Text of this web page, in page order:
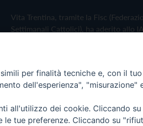
Vita Trentina, tramite la Fisc
Settimanali Cattolici), ha aderito allo
Privacy Policy Cookie Policy
Editrice
per finalità tecniche e, con il
dell'esperienza",
all'utilizzo dei cookie. Cliccando
tue preferenze. Cliccando su